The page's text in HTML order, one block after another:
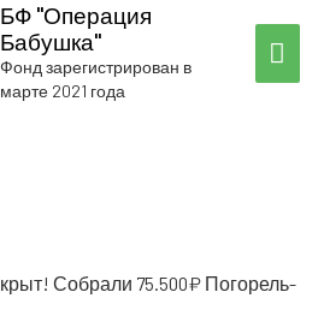
БФ "Операция
Бабушка"
Фонд зарегистрирован в
марте 2021 года
Собра­ли 75.500₽ Пого­рель­